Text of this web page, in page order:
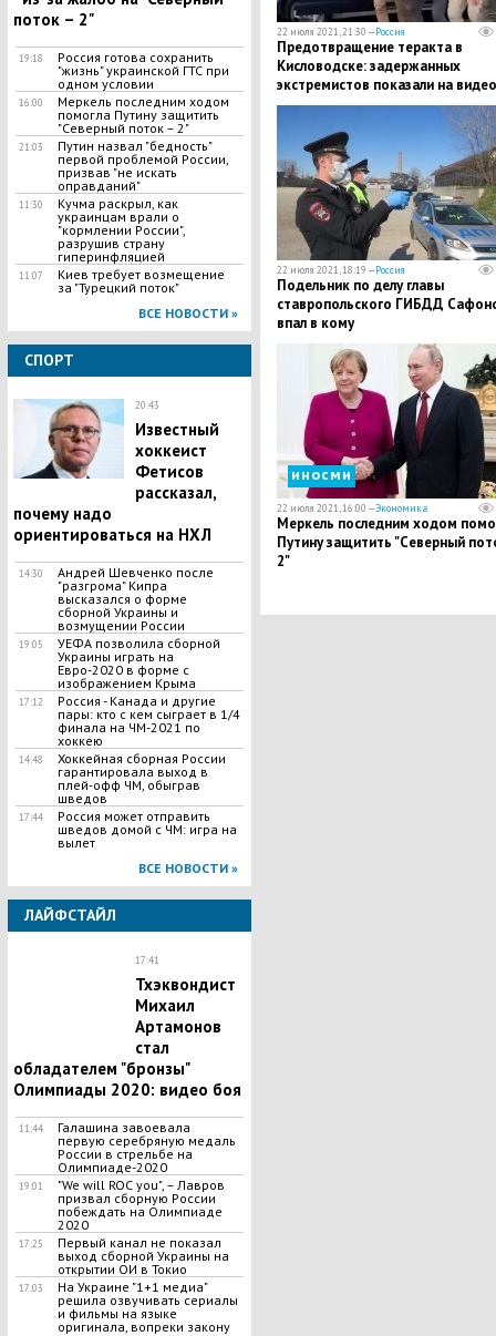
поток – 2"
19:18
Россия готова сохранить
"жизнь" украинской ГТС при
одном условии
16:00
Меркель последним ходом
помогла Путину защитить
"Северный поток – 2"
21:03
Путин назвал "бедность"
первой проблемой России,
призвав "не искать
оправданий"
11:30
Кучма раскрыл, как
украинцам врали о
"кормлении России",
разрушив страну
гиперинфляцией
11:07
Киев требует возмещение
за "Турецкий поток"
ВСЕ НОВОСТИ »
СПОРТ
20:43
Известный
хоккеист
Фетисов
рассказал,
почему надо
ориентироваться на НХЛ
14:30
Андрей Шевченко после
"разгрома" Кипра
высказался о форме
сборной Украины и
возмущении России
19:05
УЕФА позволила сборной
Украины играть на
Евро-2020 в форме с
изображением Крыма
17:12
Россия - Канада и другие
пары: кто с кем сыграет в 1/4
финала на ЧМ-2021 по
хоккею
14:48
Хоккейная сборная России
гарантировала выход в
плей-офф ЧМ, обыграв
шведов
17:44
Россия может отправить
шведов домой с ЧМ: игра на
вылет
ВСЕ НОВОСТИ »
ЛАЙФСТАЙЛ
17:41
Тхэквондист
Михаил
Артамонов
стал
обладателем "бронзы"
Олимпиады 2020: видео боя
11:44
Галашина завоевала
первую серебряную медаль
России в стрельбе на
Олимпиаде-2020
19:01
"We will ROC you", – Лавров
призвал сборную России
побеждать на Олимпиаде
2020
17:25
Первый канал не показал
выход сборной Украины на
открытии ОИ в Токио
17:03
На Украине "1+1 медиа"
решила озвучивать сериалы
и фильмы на языке
оригинала, вопреки закону
22 июля 2021, 21:30 —Россия
Предотвращение теракта в
Кисловодске: задержанных
экстремистов показали на видео
22 июля 2021, 18:19 —Россия
Подельник по делу главы
ставропольского ГИБДД
впал в кому
иносми
22 июля 2021, 16:00 —Экономика
Меркель последним ходом
Путину защитить "Северный
2"